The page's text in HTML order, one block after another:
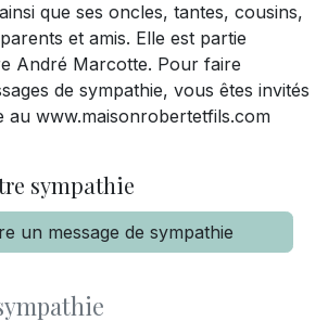
que ses oncles, tantes, cousins,
et amis. Elle est partie
André Marcotte. Pour faire
de sympathie, vous êtes invités
au www.maisonrobertetfils.com
sympathie
un message de sympathie